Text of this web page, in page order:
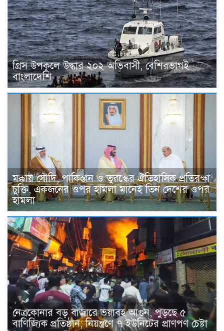
গ্রিস উপকূলে উদ্ধার ২০২ অভিবাসী, বেশিরভাগই
বাংলাদেশি
মক্কায় সৌদি, পাকিস্তান ও তুরস্কের ঐতিহাসিক প্রতিরক্ষা
চুক্তি, একজনের ওপর হামলা মানেই তিন দেশের ওপর
হামলা
নেত্রকোনার বড় বাজারে ভয়াবহ আগুন, পুড়ছে ৫
বাণিজ্যিক প্রতিষ্ঠান; নিয়ন্ত্রণে ৭ ইউনিটের প্রাণপণ চেষ্টা